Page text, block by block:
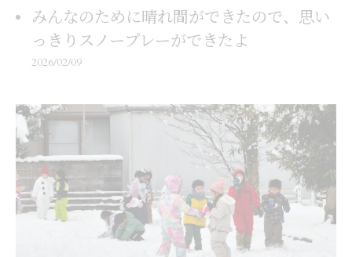
みんなのために晴れ間ができたので、思い
っきりスノープレーができたよ
2026/02/09